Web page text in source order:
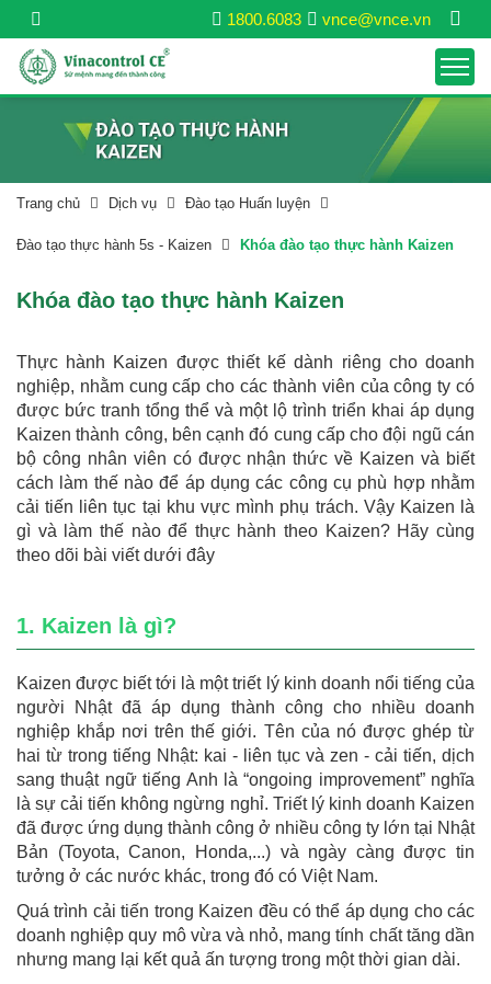
vnce@vnce.vn
1800.6083
Trang chủ Dịch vụ Đào tạo Huấn luyện
Đào tạo thực hành 5s - Kaizen Khóa đào tạo thực hành Kaizen
Khóa đào tạo thực hành Kaizen
Thực hành Kaizen được thiết kế dành riêng cho doanh
nghiệp, nhằm cung cấp cho các thành viên của công ty có
được bức tranh tổng thể và một lộ trình triển khai áp dụng
Kaizen thành công, bên cạnh đó cung cấp cho đội ngũ cán
bộ công nhân viên có được nhận thức về Kaizen và biết
cách làm thế nào để áp dụng các công cụ phù hợp nhằm
cải tiến liên tục tại khu vực mình phụ trách. Vậy Kaizen là
gì và làm thế nào để thực hành theo Kaizen? Hãy cùng
theo dõi bài viết dưới đây
1. Kaizen là gì?
Kaizen được biết tới là một triết lý kinh doanh nổi tiếng của
người Nhật đã áp dụng thành công cho nhiều doanh
nghiệp khắp nơi trên thế giới. Tên của nó được ghép từ
hai từ trong tiếng Nhật: kai - liên tục và zen - cải tiến, dịch
sang thuật ngữ tiếng Anh là “ongoing improvement” nghĩa
là sự cải tiến không ngừng nghỉ. Triết lý kinh doanh Kaizen
đã được ứng dụng thành công ở nhiều công ty lớn tại Nhật
Bản (Toyota, Canon, Honda,...) và ngày càng được tin
tưởng ở các nước khác, trong đó có Việt Nam.
Quá trình cải tiến trong Kaizen đều có thể áp dụng cho các
doanh nghiệp quy mô vừa và nhỏ, mang tính chất tăng dần
nhưng mang lại kết quả ấn tượng trong một thời gian dài.